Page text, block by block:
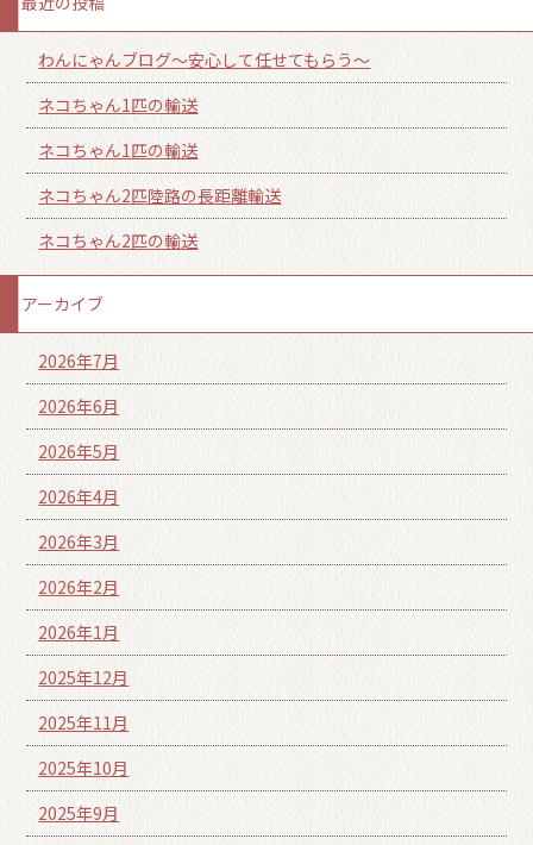
わんにゃんブログ～安心して任せてもらう～
ネコちゃん1匹の輸送
ネコちゃん1匹の輸送
ネコちゃん2匹陸路の長距離輸送
ネコちゃん2匹の輸送
アーカイブ
2026年7月
2026年6月
2026年5月
2026年4月
2026年3月
2026年2月
2026年1月
2025年12月
2025年11月
2025年10月
2025年9月